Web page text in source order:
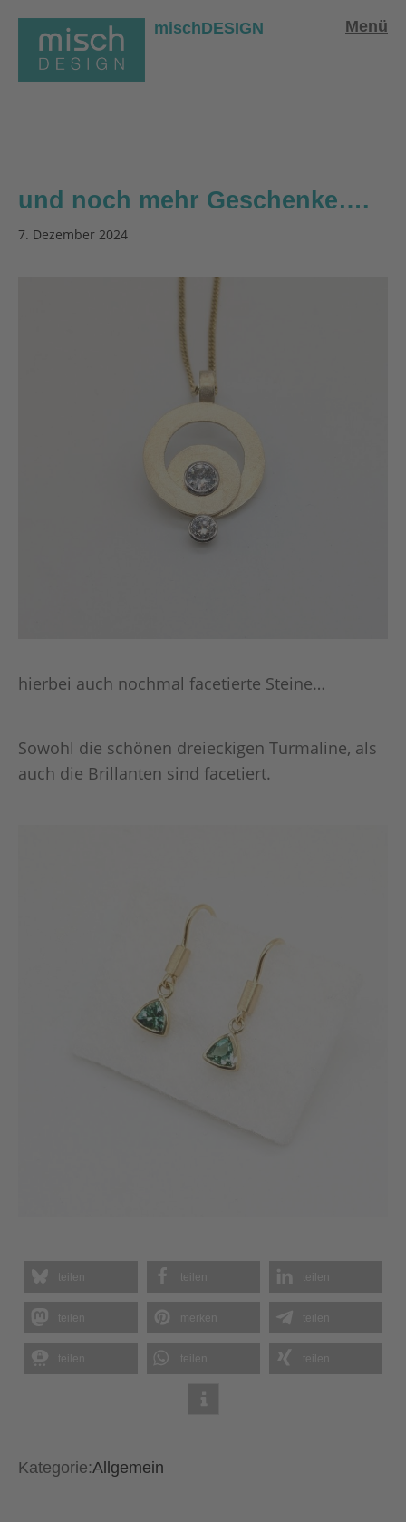
mischDESIGN Menü
und noch mehr Geschenke….
7. Dezember 2024
hierbei auch nochmal facetierte Steine…
Sowohl die schönen dreieckigen Turmaline, als
auch die Brillanten sind facetiert.
Kategorie:Allgemein